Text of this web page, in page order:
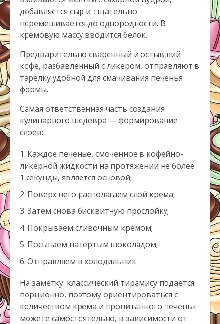
добавляется сыр и тщательно
перемешивается до однородности. В
кремовую массу вводится белок.
Предварительно сваренный и остывший
кофе, разбавленный с ликером, отправляют в
тарелку удобной для смачивания печенья
формы.
Самая ответственная часть создания
кулинарного шедевра — формирование
слоев:
Каждое печенье, смоченное в кофейно-
ликерной жидкости на протяжении не более
1 секунды, является основой;
Поверх него располагаем слой крема;
Затем снова бисквитную прослойку;
Покрываем сливочным кремом;
Посыпаем натертым шоколадом;
Отправляем в холодильник
На заметку: классический тирамису подается
порционно, поэтому ориентироваться с
количеством крема и пропитанного печенья
можете самостоятельно, в зависимости от